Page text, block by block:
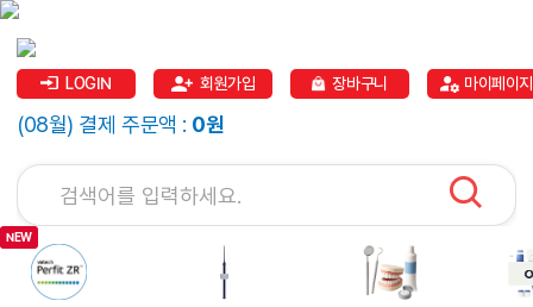
LOGIN 회원가입 장바구니 마이페이지
(08월) 결제 주문액 : 0원